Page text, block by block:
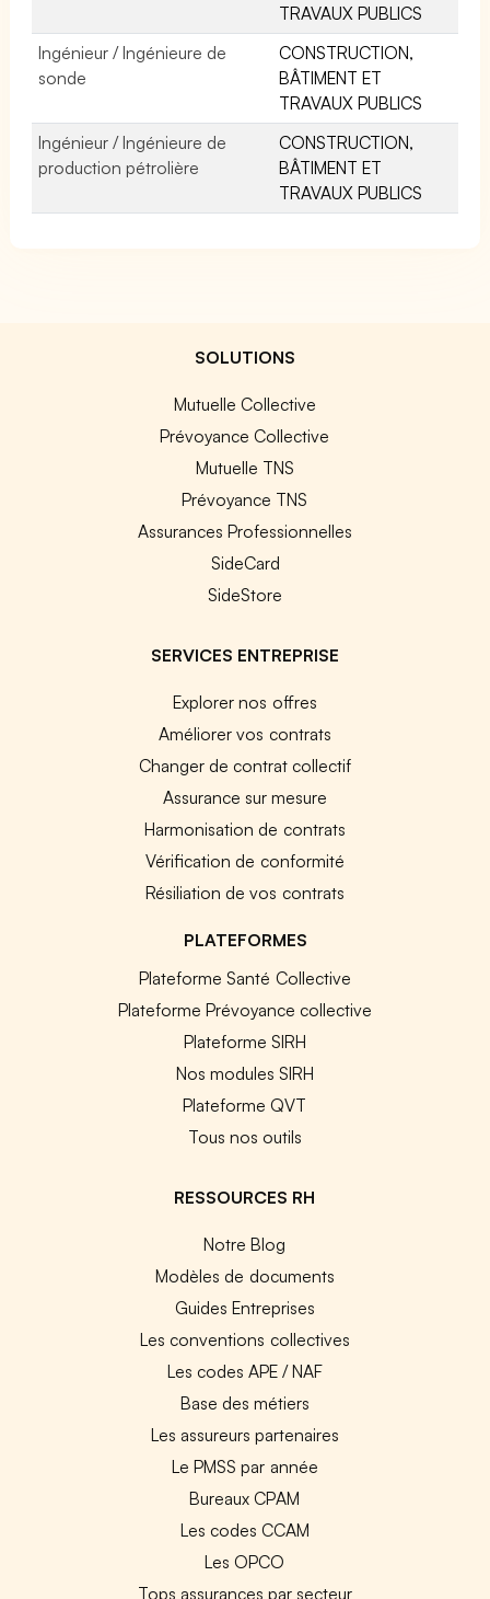
TRAVAUX PUBLICS
Ingénieur / Ingénieure de
sonde
CONSTRUCTION,
BÂTIMENT ET
TRAVAUX PUBLICS
Ingénieur / Ingénieure de
production pétrolière
CONSTRUCTION,
BÂTIMENT ET
TRAVAUX PUBLICS
SOLUTIONS
Mutuelle Collective
Prévoyance Collective
Mutuelle TNS
Prévoyance TNS
Assurances Professionnelles
SideCard
SideStore
SERVICES ENTREPRISE
Explorer nos offres
Améliorer vos contrats
Changer de contrat collectif
Assurance sur mesure
Harmonisation de contrats
Vérification de conformité
Résiliation de vos contrats
PLATEFORMES
Plateforme Santé Collective
Plateforme Prévoyance collective
Plateforme SIRH
Nos modules SIRH
Plateforme QVT
Tous nos outils
RESSOURCES RH
Notre Blog
Modèles de documents
Guides Entreprises
Les conventions collectives
Les codes APE / NAF
Base des métiers
Les assureurs partenaires
Le PMSS par année
Bureaux CPAM
Les codes CCAM
Les OPCO
Tops assurances par secteur